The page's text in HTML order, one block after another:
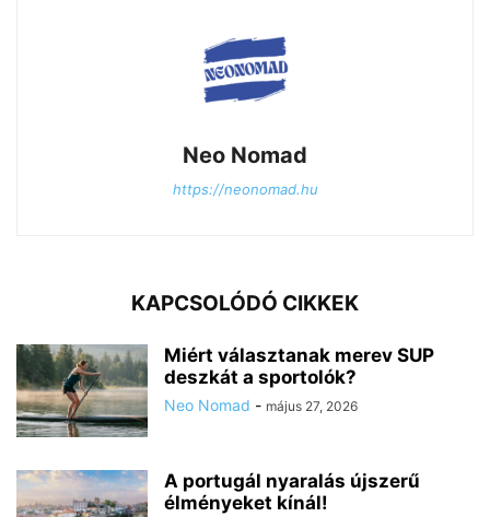
Neo Nomad
https://neonomad.hu
KAPCSOLÓDÓ CIKKEK
Miért választanak merev SUP
deszkát a sportolók?
Neo Nomad - május 27, 2026
A portugál nyaralás újszerű
élményeket kínál!